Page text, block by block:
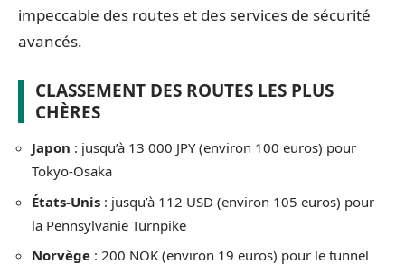
impeccable des routes et des services de sécurité
avancés.
CLASSEMENT DES ROUTES LES PLUS
CHÈRES
Japon : jusqu’à 13 000 JPY (environ 100 euros) pour
Tokyo-Osaka
États-Unis : jusqu’à 112 USD (environ 105 euros) pour
la Pennsylvanie Turnpike
Norvège : 200 NOK (environ 19 euros) pour le tunnel